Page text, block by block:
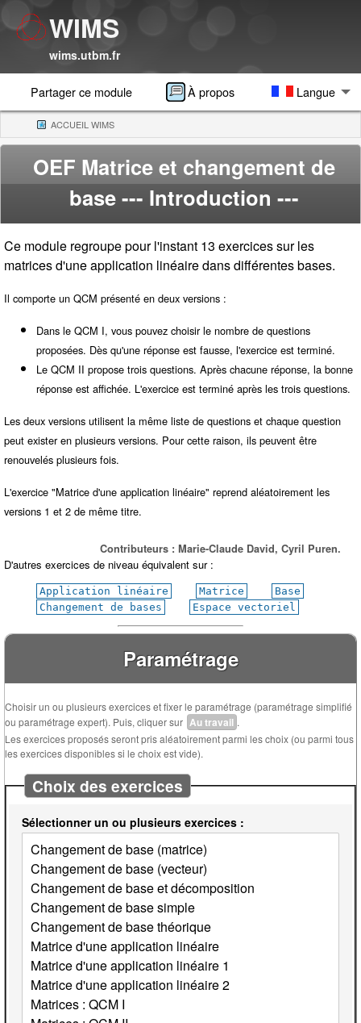
WIMS
wims.utbm.fr
Partager ce module À propos Langue
ACCUEIL WIMS(CURRENT)
OEF Matrice et changement de
base --- Introduction ---
Ce module regroupe pour l'instant 13 exercices sur les
matrices d'une application linéaire dans différentes bases.
Il comporte un QCM présenté en deux versions :
Dans le QCM I, vous pouvez choisir le nombre de questions
proposées. Dès qu'une réponse est fausse, l'exercice est terminé.
Le QCM II propose trois questions. Après chacune réponse, la bonne
réponse est affichée. L'exercice est terminé après les trois questions.
Les deux versions utilisent la même liste de questions et chaque question
peut exister en plusieurs versions. Pour cette raison, ils peuvent être
renouvelés plusieurs fois.
L'exercice "Matrice d'une application linéaire" reprend aléatoirement les
versions 1 et 2 de même titre.
Contributeurs : Marie-Claude David, Cyril Puren.
D'autres exercices de niveau équivalent sur :
Application linéaire Matrice
Base
Changement de bases
Espace vectoriel
Paramétrage
Choisir un ou plusieurs exercices et fixer le paramétrage (paramétrage simplifié
ou paramétrage expert). Puis, cliquer sur Au travail .
Les exercices proposés seront pris aléatoirement parmi les choix (ou parmi tous
les exercices disponibles si le choix est vide).
Choix des exercices
Sélectionner un ou plusieurs exercices :